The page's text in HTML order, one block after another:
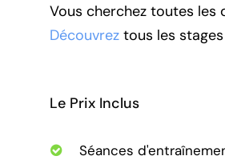
Vous cherchez toutes les
Découvrez tous les
Le Prix Inclus
Séances